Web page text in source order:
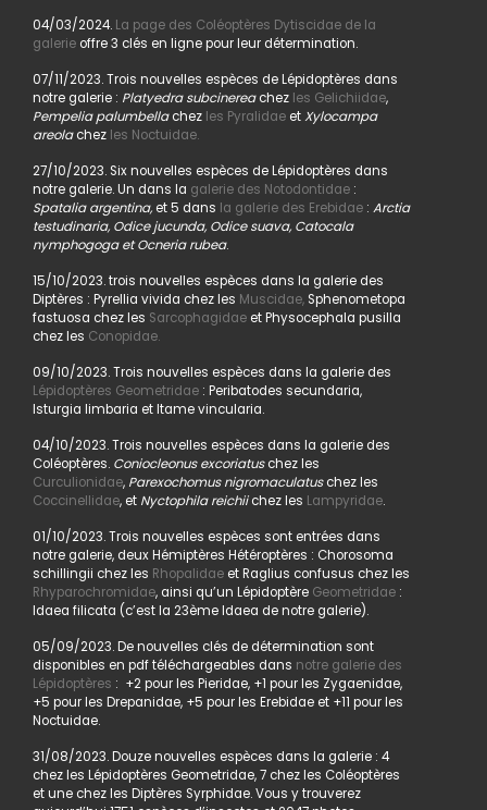
04/03/2024. La page des Coléoptères Dytiscidae de la
galerieoffre 3 clés en ligne pour leur détermination.
07/11/2023. Trois nouvelles espèces de Lépidoptères dans
notre galerie : Platyedra subcinereachez les Gelichiidae,
Pempelia palumbellachez les PyralidaeetXylocampa
areolachez les Noctuidae.
27/10/2023. Six nouvelles espèces de Lépidoptères dans
notre galerie. Un dans la galerie des Notodontidae:
Spatalia argentina, et 5 dans la galerie des Erebidae: Arctia
testudinaria, Odice jucunda, Odice suava, Catocala
nymphogoga et Ocneria rubea.
15/10/2023. trois nouvelles espèces dans la galerie des
Diptères : Pyrellia vivida chez les Muscidae,Sphenometopa
fastuosa chez les Sarcophagidaeet Physocephala pusilla
chez les Conopidae.
09/10/2023. Trois nouvelles espèces dans la galerie des
Lépidoptères Geometridae: Peribatodes secundaria,
Isturgia limbaria et Itame vincularia.
04/10/2023. Trois nouvelles espèces dans la galerie des
Coléoptères. Coniocleonus excoriatuschez les
Curculionidae, Parexochomus nigromaculatuschez les
Coccinellidae, et Nyctophila reichiichez les Lampyridae.
01/10/2023. Trois nouvelles espèces sont entrées dans
notre galerie, deux Hémiptères Hétéroptères : Chorosoma
schillingii chez les Rhopalidaeet Raglius confusus chez les
Rhyparochromidae, ainsi qu’un Lépidoptère Geometridae:
Idaea filicata (c’est la 23ème Idaea de notre galerie).
05/09/2023. De nouvelles clés de détermination sont
disponibles en pdf téléchargeables dans notre galerie des
Lépidoptères : +2 pour les Pieridae, +1 pour les Zygaenidae,
+5 pour les Drepanidae, +5 pour les Erebidae et +11 pour les
Noctuidae.
31/08/2023. Douze nouvelles espèces dans la galerie : 4
chez les Lépidoptères Geometridae, 7 chez les Coléoptères
et une chez les Diptères Syrphidae. Vous y trouverez